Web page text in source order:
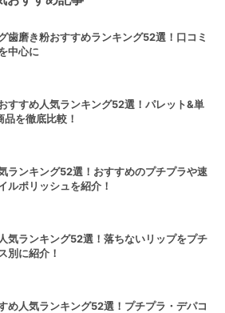
歯磨き粉おすすめランキング52選！口コミ
中心に
すすめ人気ランキング52選！パレット&単
を徹底比較！
ランキング52選！おすすめのプチプラや速
ルポリッシュを紹介！
気ランキング52選！落ちないリップをプチ
別に紹介！
め人気ランキング52選！プチプラ・デパコ